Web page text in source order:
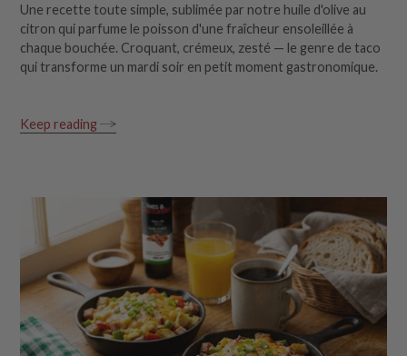
Une recette toute simple, sublimée par notre huile d'olive au
citron qui parfume le poisson d'une fraîcheur ensoleillée à
chaque bouchée. Croquant, crémeux, zesté — le genre de taco
qui transforme un mardi soir en petit moment gastronomique.
Keep reading